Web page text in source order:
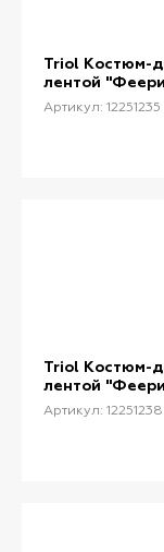
Triol Костюм-
лентой
Артикул: 12251235
Triol Костюм-
лентой
Артикул: 12251238